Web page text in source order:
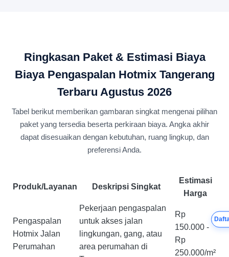
Ringkasan Paket & Estimasi Biaya
Biaya Pengaspalan Hotmix Tangerang
Terbaru Agustus 2026
Tabel berikut memberikan gambaran singkat mengenai pilihan
paket yang tersedia beserta perkiraan biaya. Angka akhir
dapat disesuaikan dengan kebutuhan, ruang lingkup, dan
preferensi Anda.
Produk/Layanan Deskripsi Singkat
Estimasi
Harga
Pengaspalan
Hotmix Jalan
Perumahan
Pekerjaan pengaspalan
untuk akses jalan
lingkungan, gang, atau
area perumahan di
Rp
150.000 -
Rp
250.000/m²